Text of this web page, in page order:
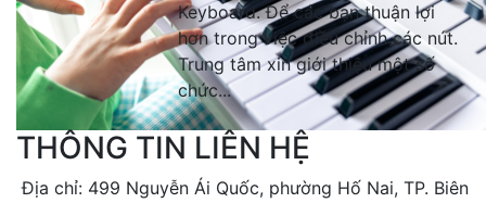
Keyboard. Để các bạn thuận lợi
hơn trong việc điều chỉnh các nút.
Trung tâm xin giới thiệu một số
chức...
THÔNG TIN LIÊN HỆ
Địa chỉ: 499 Nguyễn Ái Quốc, phường Hố Nai, TP. Biên